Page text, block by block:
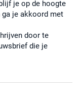
je op de hoogte
ga je akkoord met
door te
die je